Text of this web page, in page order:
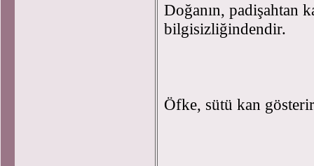
Doğanın, padişahtan
bilgisizliğindendir.
Öfke, sütü kan